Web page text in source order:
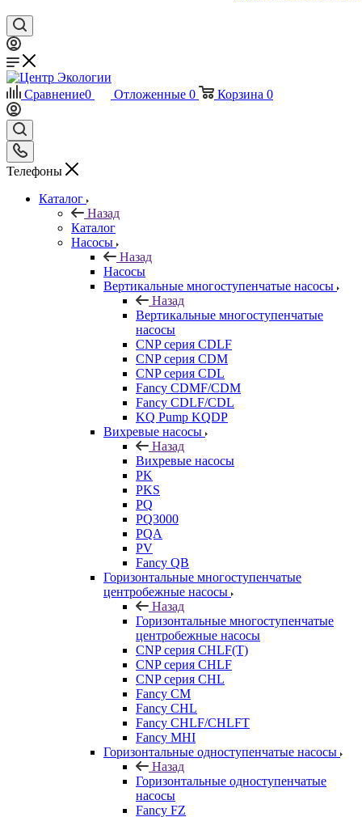
Сравнение0 Отложенные 0 Корзина 0
Телефоны
Каталог
Назад
Каталог
Насосы
Назад
Насосы
Вертикальные многоступенчатые насосы
Назад
Вертикальные многоступенчатые
насосы
CNP серия CDLF
CNP серия CDM
CNP серия CDL
Fancy CDMF/CDM
Fancy CDLF/CDL
KQ Pump KQDP
Вихревые насосы
Назад
Вихревые насосы
PK
PKS
PQ
PQ3000
PQA
PV
Fancy QB
Горизонтальные многоступенчатые
центробежные насосы
Назад
Горизонтальные многоступенчатые
центробежные насосы
CNP серия CHLF(T)
CNP серия CHLF
CNP серия CHL
Fancy CM
Fancy CHL
Fancy CHLF/CHLFT
Fancy MHI
Горизонтальные одноступенчатые насосы
Назад
Горизонтальные одноступенчатые
насосы
Fancy FZ